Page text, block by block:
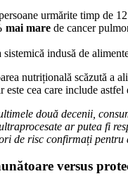
urmărite timp de
mai mare de cancer
indusă de
nutrițională scăzută a
este cea care include astfel
două decenii,
ar putea fi
de risc confirmați pentru
versus